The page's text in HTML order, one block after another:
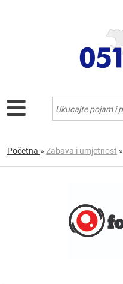
Početna » Zabava i umjetnost »